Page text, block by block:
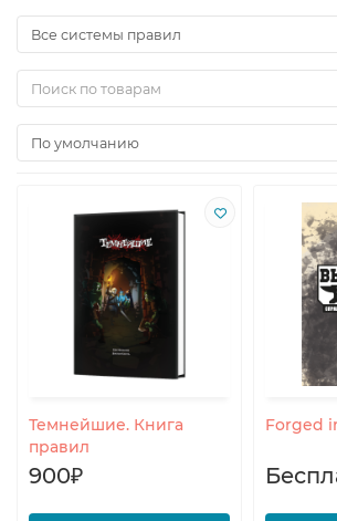
Темнейшие. Книга
правил
900₽
Forged